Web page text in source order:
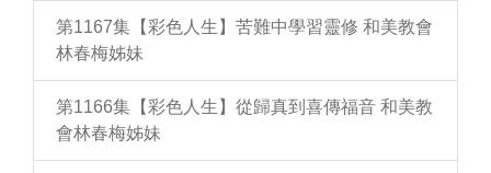
第1167集【彩色人生】苦難中學習靈修 和美教會
林春梅姊妹
第1166集【彩色人生】從歸真到喜傳福音 和美教
會林春梅姊妹